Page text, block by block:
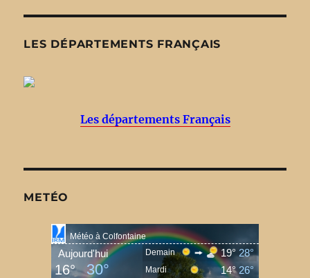
LES DÉPARTEMENTS FRANÇAIS
Les départements Français
METÉO